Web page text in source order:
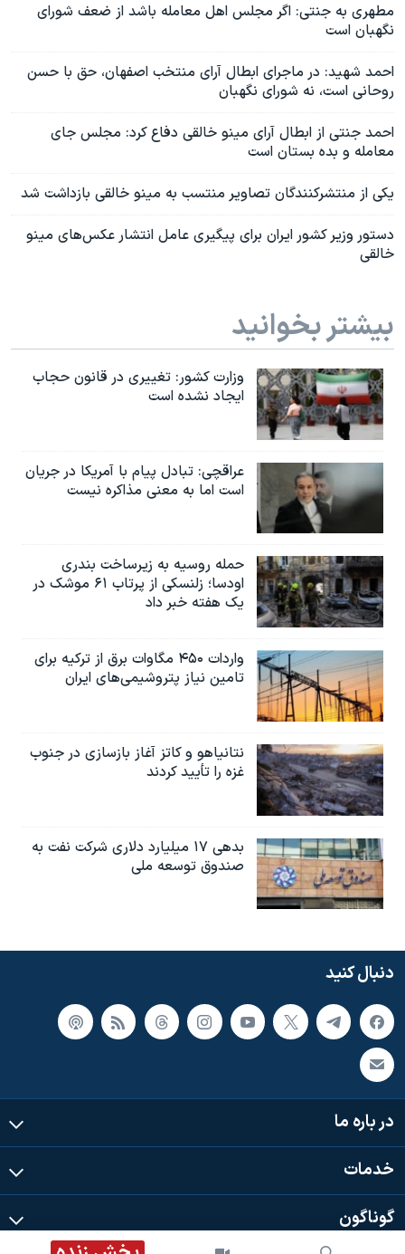
مطهری به جنتی: اگر مجلس اهل معامله باشد از ضعف شورای
نگهبان است
احمد شهید: در ماجرای ابطال آرای منتخب اصفهان، حق با حسن
روحانی است، نه شورای نگهبان
احمد جنتی از ابطال آرای مینو خالقی دفاع کرد: مجلس جای
معامله و بده بستان است
یکی از منتشرکنندگان تصاویر منتسب به مینو خالقی بازداشت شد
دستور وزیر کشور ایران برای پیگیری عامل انتشار عکس‌های مینو
خالقی
بیشتر بخوانید
وزارت کشور: تغییری در قانون حجاب
ایجاد نشده است
عراقچی: تبادل پیام با آمریکا در جریان
است اما به معنی مذاکره نیست
حمله روسیه به زیرساخت بندری
اودسا؛ زلنسکی از پرتاب ۶۱ موشک در
یک هفته خبر داد
واردات ۴۵۰ مگاوات برق از ترکیه برای
تامین نیاز پتروشیمی‌های ایران
نتانیاهو و کاتز آغاز بازسازی در جنوب
غزه را تأیید کردند
بدهی ۱۷ میلیارد دلاری شرکت نفت به
صندوق توسعه ملی
دنبال کنید
در باره ما
خدمات
گوناگون